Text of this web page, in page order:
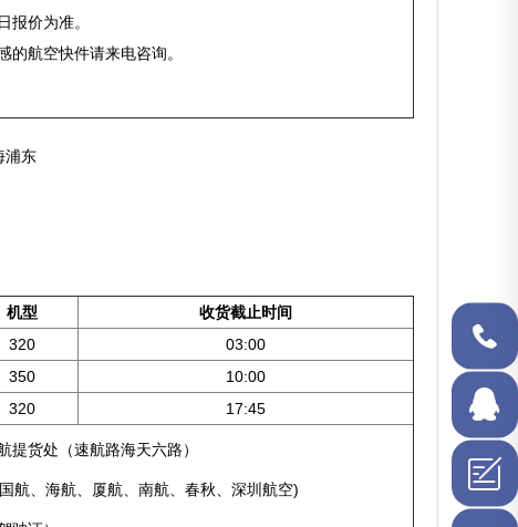
报价为准。
航空快件请来电咨询。
机型
收货截止时间
320
03:00
350
10:00
320 17:45
货处（速航路海天六路）
航、海航、厦航、南航、春秋、深圳航空)
400-621-
1688
在线QQ